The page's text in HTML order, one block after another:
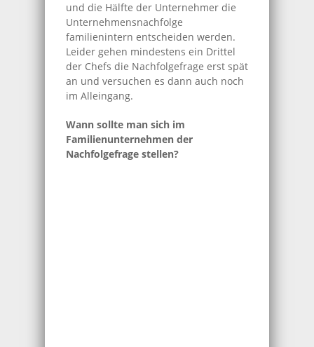
und die Hälfte der Unternehmer die
Unternehmensnachfolge
familienintern entscheiden werden.
Leider gehen mindestens ein Drittel
der Chefs die Nachfolgefrage erst spät
an und versuchen es dann auch noch
im Alleingang.
Wann sollte man sich im
Familienunternehmen der
Nachfolgefrage stellen?